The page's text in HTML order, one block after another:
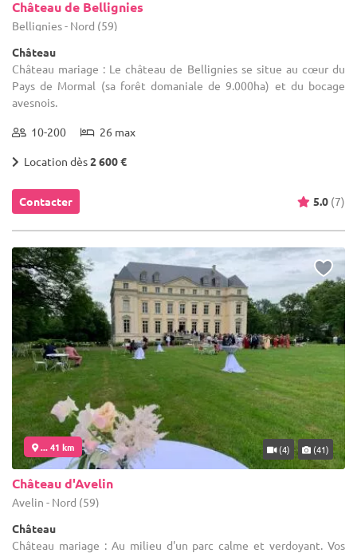
Château de Bellignies
Bellignies - Nord (59)
Château
Château mariage : Le château de Bellignies se situe au cœur du
Pays de Mormal (sa forêt domaniale de 9.000ha) et du bocage
avesnois.
10-200 26 max
Location dès2 600 €
Contacter 5.0 (7)
... 41 km (4) (41)
Château d'Avelin
Avelin - Nord (59)
Château
Château mariage : Au milieu d'un parc calme et verdoyant. Vos